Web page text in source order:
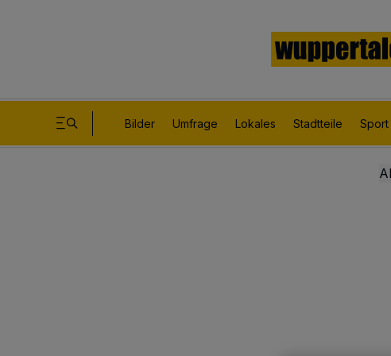
Bilder Umfrage Lokales Stadtteile Sport